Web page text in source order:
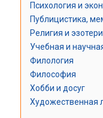
Психология и
Публицистика,
Религия и
Учебная и
Филология
Философия
Хобби и досуг
Художественная